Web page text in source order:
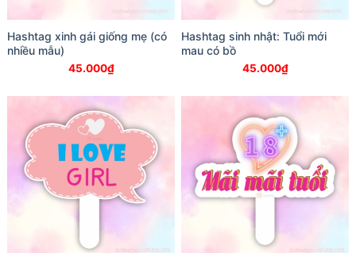
Hashtag xinh gái giống mẹ (có
nhiều mẫu)
45.000₫
Hashtag sinh nhật: Tuổi mới
mau có bồ
45.000₫